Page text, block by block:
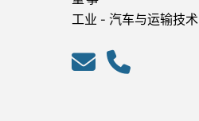
工业 - 汽车与运输技术